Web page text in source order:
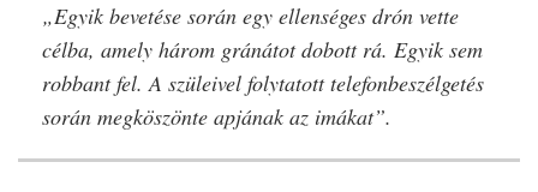
„Egyik bevetése során egy ellenséges drón vette
célba, amely három gránátot dobott rá. Egyik sem
robbant fel. A szüleivel folytatott telefonbeszélgetés
során megköszönte apjának az imákat”.